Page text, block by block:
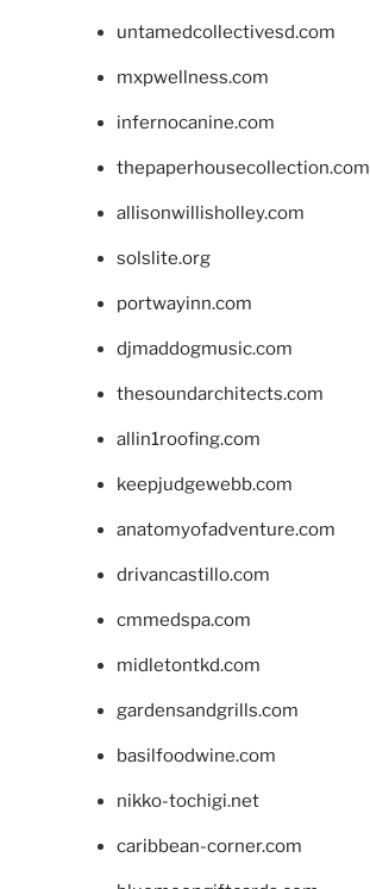
untamedcollectivesd.com
mxpwellness.com
infernocanine.com
thepaperhousecollection.com
allisonwillisholley.com
solslite.org
portwayinn.com
djmaddogmusic.com
thesoundarchitects.com
allin1roofing.com
keepjudgewebb.com
anatomyofadventure.com
drivancastillo.com
cmmedspa.com
midletontkd.com
gardensandgrills.com
basilfoodwine.com
nikko-tochigi.net
caribbean-corner.com